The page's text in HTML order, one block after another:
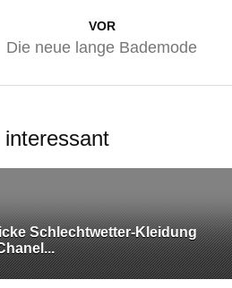
VOR
Die neue lange Bademode
interessant
Schlechtwetter-Kleidung